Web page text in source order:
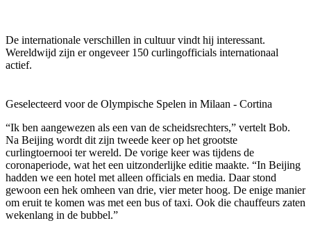
De internationale verschillen in cultuur vindt hij interessant.
Wereldwijd zijn er ongeveer 150 curlingofficials internationaal
actief.
Geselecteerd voor de Olympische Spelen in Milaan - Cortina
“Ik ben aangewezen als een van de scheidsrechters,” vertelt Bob.
Na Beijing wordt dit zijn tweede keer op het grootste
curlingtoernooi ter wereld. De vorige keer was tijdens de
coronaperiode, wat het een uitzonderlijke editie maakte. “In Beijing
hadden we een hotel met alleen officials en media. Daar stond
gewoon een hek omheen van drie, vier meter hoog. De enige manier
om eruit te komen was met een bus of taxi. Ook die chauffeurs zaten
wekenlang in de bubbel.”